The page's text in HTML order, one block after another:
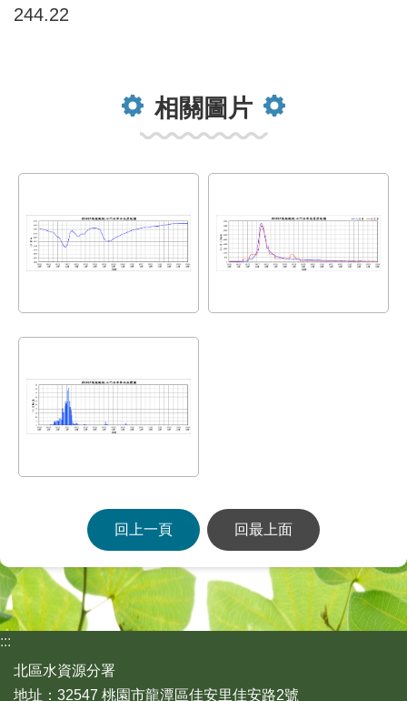
244.22
相關圖片
回上一頁 回最上面
:::
北區水資源分署
地址：32547 桃園市龍潭區佳安里佳安路2號